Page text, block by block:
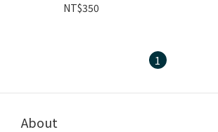
NT$350
1
About